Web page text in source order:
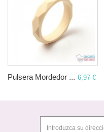
Pulsera Mordedor ... 6,97 €